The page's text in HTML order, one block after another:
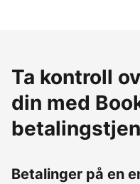
Ta kontroll
din med
Betalinger på en